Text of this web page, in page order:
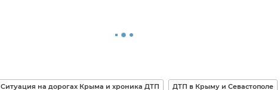
Ситуация на дорогах Крыма и хроника ДТП ДТП в Крыму и Севастополе